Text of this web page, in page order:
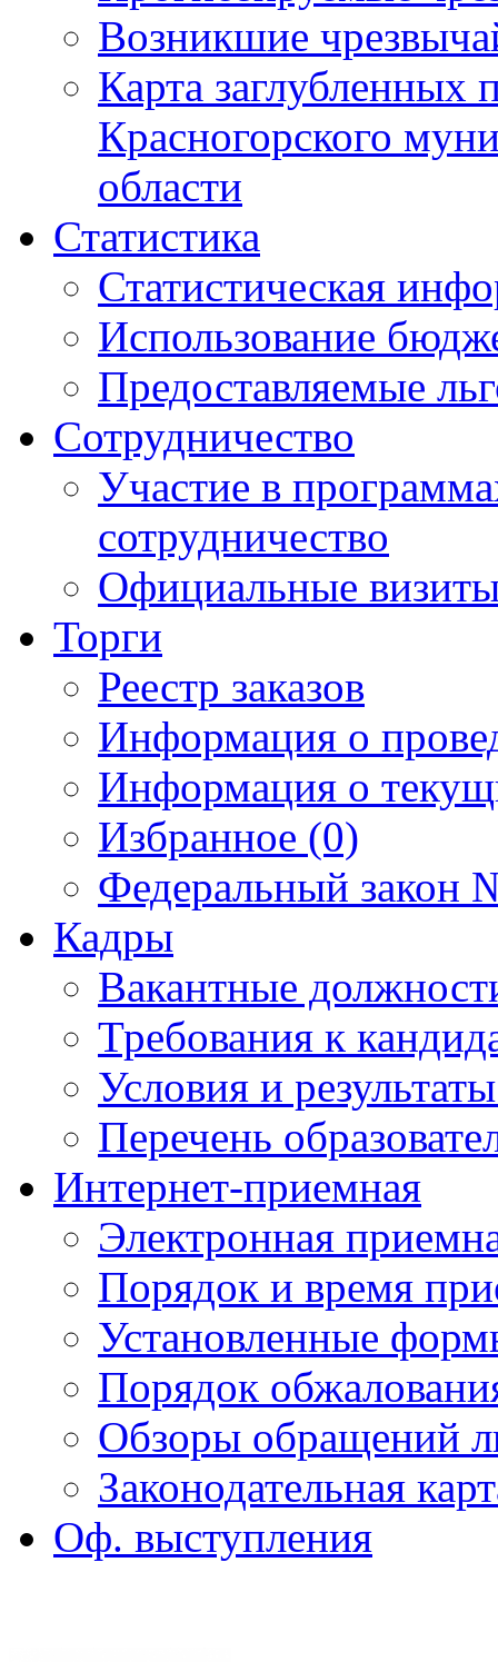
Возникшие
Карта
Красногорского
области
Статистика
Статистическая
Использование
Предоставляемые
Сотрудничество
Участие в
сотрудничество
Официальные
Торги
Реестр заказов
Информация о
Информация о
Избранное (0)
Федеральный закон
Кадры
Вакантные
Требования к
Условия и
Перечень
Интернет-приемная
Электронная
Порядок и время
Установленные
Порядок
Обзоры обращений
Законодательная
Оф. выступления